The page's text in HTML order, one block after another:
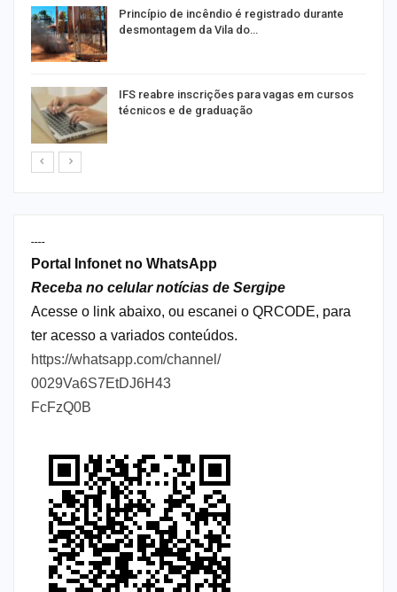
Princípio de incêndio é registrado durante
desmontagem da Vila do…
IFS reabre inscrições para vagas em cursos
técnicos e de graduação
----
Portal Infonet no WhatsApp
Receba no celular notícias de Sergipe
Acesse o link abaixo, ou escanei o QRCODE, para
ter acesso a variados conteúdos.
https://whatsapp.com/channel/
0029Va6S7EtDJ6H43
FcFzQ0B